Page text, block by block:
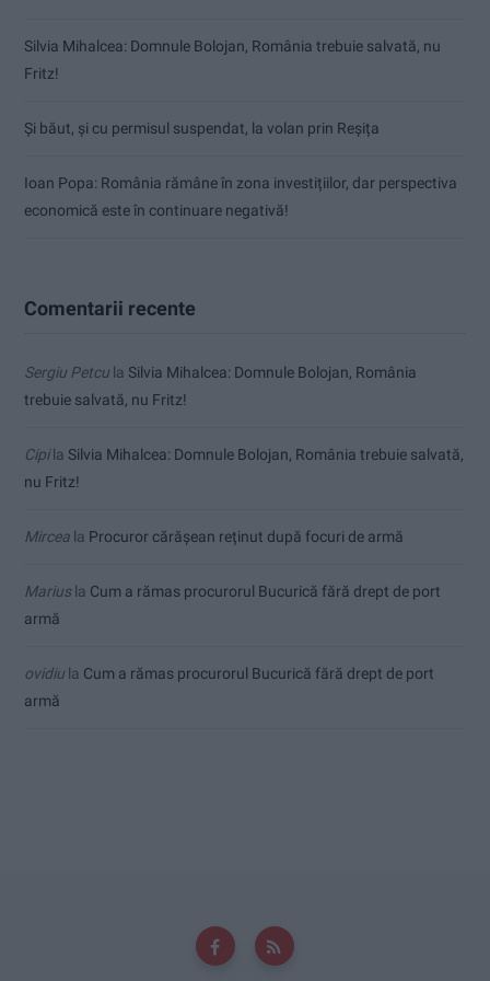
Silvia Mihalcea: Domnule Bolojan, România trebuie salvată, nu
Fritz!
Și băut, și cu permisul suspendat, la volan prin Reșița
Ioan Popa: România rămâne în zona investițiilor, dar perspectiva
economică este în continuare negativă!
Comentarii recente
Sergiu Petcu la Silvia Mihalcea: Domnule Bolojan, România
trebuie salvată, nu Fritz!
Cipila Silvia Mihalcea: Domnule Bolojan, România trebuie salvată,
nu Fritz!
Mircea la Procuror cărășean reținut după focuri de armă
Mariusla Cum a rămas procurorul Bucurică fără drept de port
armă
ovidiu la Cum a rămas procurorul Bucurică fără drept de port
armă